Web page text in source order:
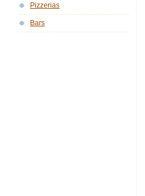
Pizzerias
Bars